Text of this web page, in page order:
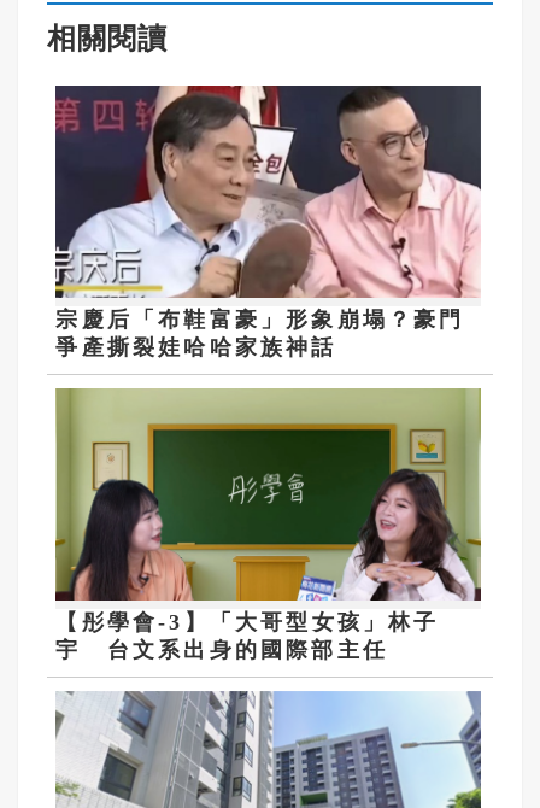
相關閱讀
宗慶后「布鞋富豪」形象崩塌？豪門
爭產撕裂娃哈哈家族神話
【彤學會-3】「大哥型女孩」林子
宇 台文系出身的國際部主任